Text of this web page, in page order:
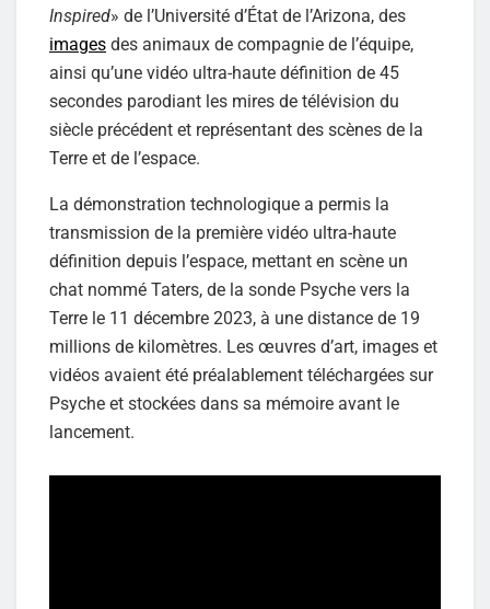
Inspired» de l’Université d’État de l’Arizona, des
images des animaux de compagnie de l’équipe,
ainsi qu’une vidéo ultra-haute définition de 45
secondes parodiant les mires de télévision du
siècle précédent et représentant des scènes de la
Terre et de l’espace.
La démonstration technologique a permis la
transmission de la première vidéo ultra-haute
définition depuis l’espace, mettant en scène un
chat nommé Taters, de la sonde Psyche vers la
Terre le 11 décembre 2023, à une distance de 19
millions de kilomètres. Les œuvres d’art, images et
vidéos avaient été préalablement téléchargées sur
Psyche et stockées dans sa mémoire avant le
lancement.